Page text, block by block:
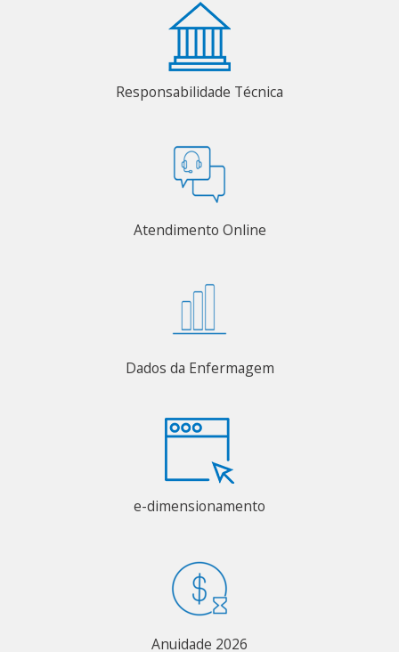
Responsabilidade Técnica
Atendimento Online
Dados da Enfermagem
e-dimensionamento
Anuidade 2026